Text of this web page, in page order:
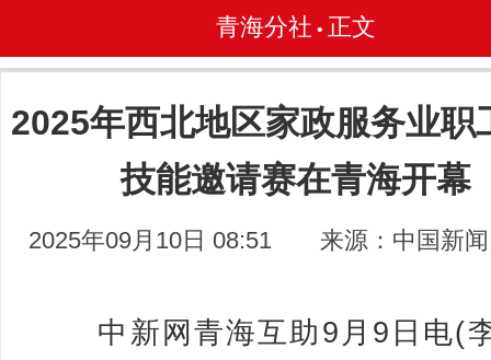
青海分社 • 正文
2025年西北地区家政服务业职
技能邀请赛在青海开幕
2025年09月10日 08:51 来源：中国新
中新网青海互助9月9日电(